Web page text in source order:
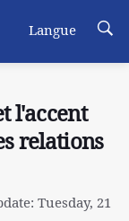
Langue
l'accent
relations
Tuesday, 21